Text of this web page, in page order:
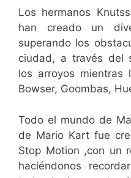
Los hermanos
han creado un
superando los
ciudad, a través del
los arroyos mientras
Bowser, Goombas,
Todo el mundo de
de Mario Kart fue
Stop Motion ,con un
haciéndonos